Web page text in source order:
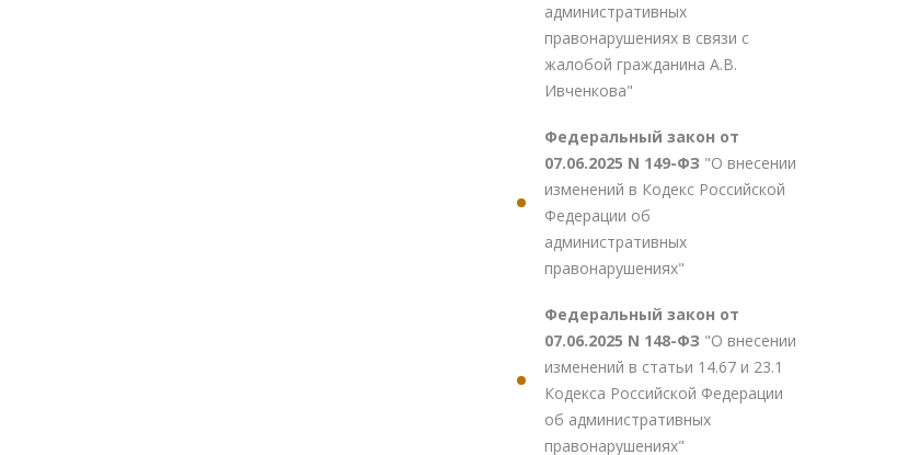
административных
правонарушениях в связи с
жалобой гражданина А.В.
Ивченкова"
Федеральный закон от
07.06.2025 N 149-ФЗ "О внесении
изменений в Кодекс Российской
Федерации об
административных
правонарушениях"
Федеральный закон от
07.06.2025 N 148-ФЗ "О внесении
изменений в статьи 14.67 и 23.1
Кодекса Российской Федерации
об административных
правонарушениях"